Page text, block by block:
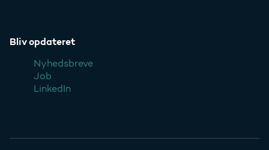
Bliv opdateret
Nyhedsbreve
Job
LinkedIn